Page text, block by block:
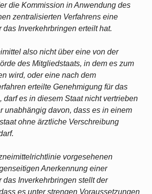
die Kommission in Anwendung des
zentralisierten Verfahrens eine
das Inverkehrbringen erteilt hat.
also nicht über eine von der
des Mitgliedstaats, in dem es zum
wird, oder eine nach dem
erteilte Genehmigung für das
darf es in diesem Staat nicht vertrieben
unabhängig davon, dass es in einem
ohne ärztliche Verschreibung
vorgesehenen
Anerkennung einer
das Inverkehrbringen stellt der
es unter strengen Voraussetzungen